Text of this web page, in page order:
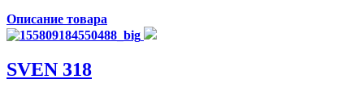
Описание товара
SVEN 318